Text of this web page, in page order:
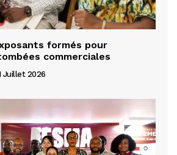
formés pour
commerciales
Juillet 2026